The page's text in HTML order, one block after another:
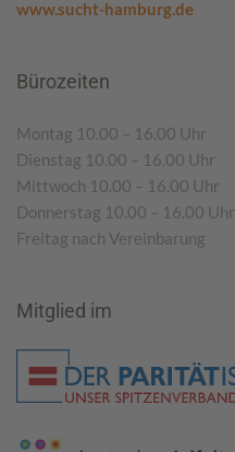
www.sucht-hamburg.de
Bürozeiten
Montag 10.00 – 16.00 Uhr
Dienstag 10.00 – 16.00 Uhr
Mittwoch 10.00 – 16.00 Uhr
Donnerstag 10.00 – 16.00 Uhr
Freitag nach Vereinbarung
Mitglied im